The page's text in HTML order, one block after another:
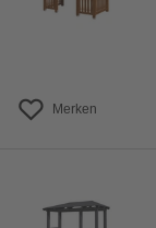
Merken